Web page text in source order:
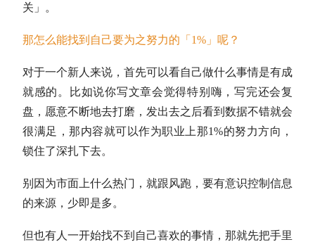
关」。
那怎么能找到自己要为之努力的「1%」呢？
对于一个新人来说，首先可以看自己做什么事情是有成
就感的。比如说你写文章会觉得特别嗨，写完还会复
盘，愿意不断地去打磨，发出去之后看到数据不错就会
很满足，那内容就可以作为职业上那1%的努力方向，
锁住了深扎下去。
别因为市面上什么热门，就跟风跑，要有意识控制信息
的来源，少即是多。
但也有人一开始找不到自己喜欢的事情，那就先把手里